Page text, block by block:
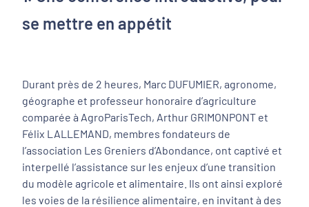
se mettre en appétit
Durant près de 2 heures, Marc DUFUMIER, agronome,
géographe et professeur honoraire d’agriculture
comparée à AgroParisTech, Arthur GRIMONPONT et
Félix LALLEMAND, membres fondateurs de
l’association Les Greniers d’Abondance, ont captivé et
interpellé l’assistance sur les enjeux d’une transition
du modèle agricole et alimentaire. Ils ont ainsi exploré
les voies de la résilience alimentaire, en invitant à des